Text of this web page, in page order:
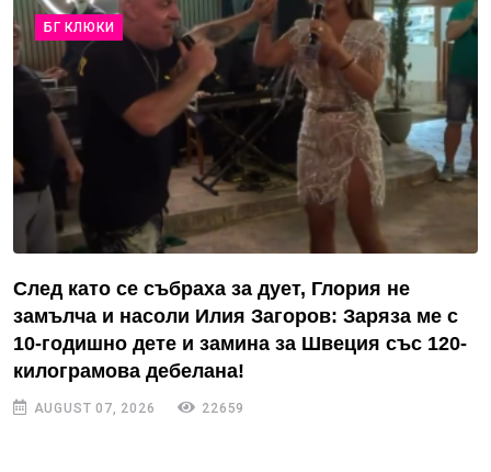
БГ КЛЮКИ
След като се събраха за дует, Глория не
замълча и насоли Илия Загоров: Заряза ме с
10-годишно дете и замина за Швеция със 120-
килограмова дебелана!
AUGUST 07, 2026 22659